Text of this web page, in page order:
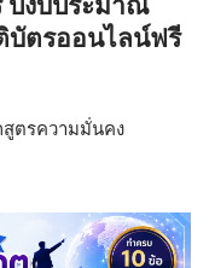
บัตรออนไลน์ฟรี
ตรความมั่นคง